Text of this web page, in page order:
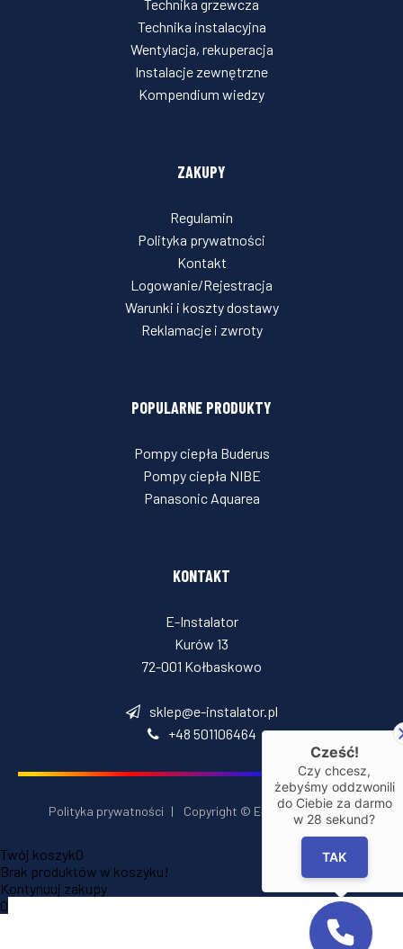
Technika grzewcza
Technika instalacyjna
Wentylacja, rekuperacja
Instalacje zewnętrzne
Kompendium wiedzy
ZAKUPY
Regulamin
Polityka prywatności
Kontakt
Logowanie/Rejestracja
Warunki i koszty dostawy
Reklamacje i zwroty
POPULARNE PRODUKTY
Pompy ciepła Buderus
Pompy ciepła NIBE
Panasonic Aquarea
KONTAKT
E-Instalator
Kurów 13
72-001 Kołbaskowo
sklep@e-instalator.pl
+48 501106464
Polityka prywatności | Copyright © E‑Installator 2026
Twój koszyk0
Brak produktów w koszyku!
Kontynuuj zakupy
0
Cześć!
Czy chcesz,
żebyśmy oddzwonili
do Ciebie za darmo
w 28 sekund?
TAK